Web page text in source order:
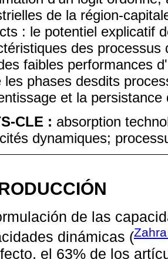
de la région-
: le potentiel explicatif
des
faibles performances
les phases desdits
et la
CLE : absorption
dynamiques;
de las
dinámicas (
el 63% de los